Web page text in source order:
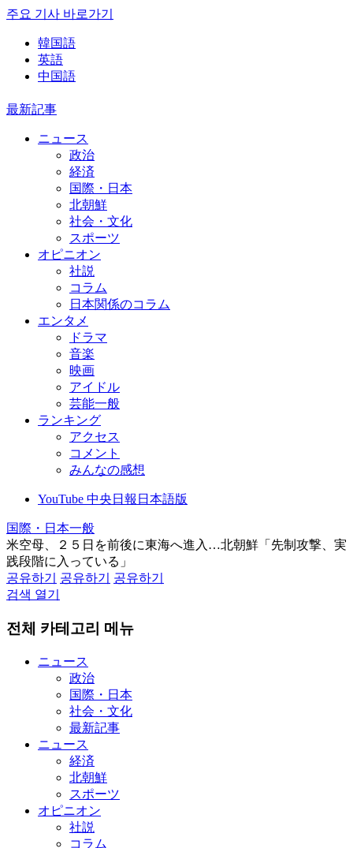
주요 기사 바로가기
韓国語
英語
中国語
最新記事
ニュース
政治
経済
国際・日本
北朝鮮
社会・文化
スポーツ
オピニオン
社説
コラム
日本関係のコラム
エンタメ
ドラマ
音楽
映画
アイドル
芸能一般
ランキング
アクセス
コメント
みんなの感想
YouTube 中央日報日本語版
国際・日本一般
米空母、２５日を前後に東海へ進入…北朝鮮「先制攻撃、実
践段階に入っている」
공유하기
공유하기
공유하기
검색 열기
전체 카테고리 메뉴
ニュース
政治
国際・日本
社会・文化
最新記事
ニュース
経済
北朝鮮
スポーツ
オピニオン
社説
コラム